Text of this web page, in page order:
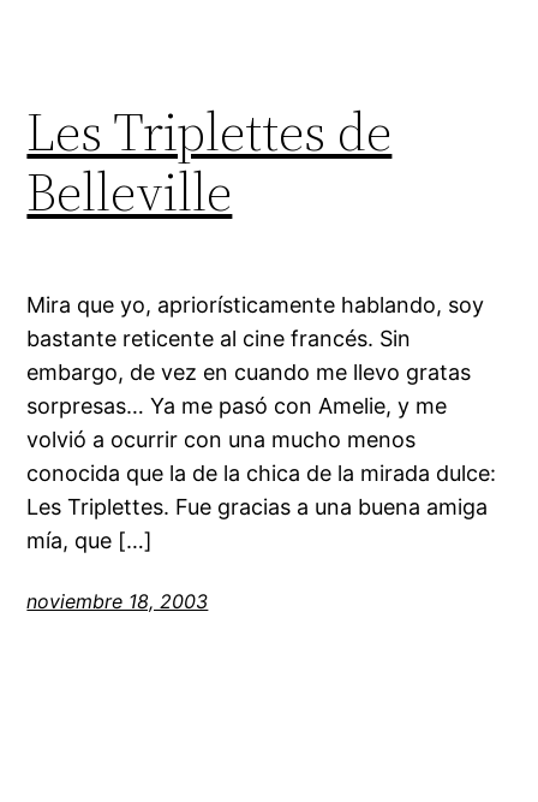
Les Triplettes de
Belleville
Mira que yo, apriorísticamente hablando, soy
bastante reticente al cine francés. Sin
embargo, de vez en cuando me llevo gratas
sorpresas… Ya me pasó con Amelie, y me
volvió a ocurrir con una mucho menos
conocida que la de la chica de la mirada dulce:
Les Triplettes. Fue gracias a una buena amiga
mía, que […]
noviembre 18, 2003